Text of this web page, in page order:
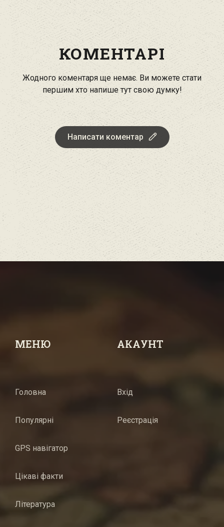
КОМЕНТАРІ
Жодного коментаря ще немає. Ви можете стати
першим хто напише тут свою думку!
Написати коментар
МЕНЮ
Головна
Популярні
GPS навігатор
Цікаві факти
Література
АКАУНТ
Вхід
Реєстрація